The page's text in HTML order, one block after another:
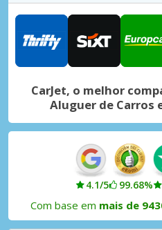
CarJet, o melhor
Aluguer de Carros
4.1/5 99.68%
Com base em mais de